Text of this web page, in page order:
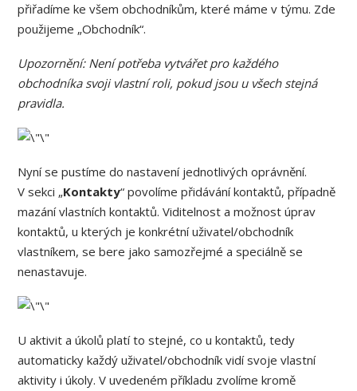
přiřadíme ke všem obchodníkům, které máme v týmu. Zde
použijeme „Obchodník“.
Upozornění: Není potřeba vytvářet pro každého
obchodníka svoji vlastní roli, pokud jsou u všech stejná
pravidla.
Nyní se pustíme do nastavení jednotlivých oprávnění.
V sekci „Kontakty“ povolíme přidávání kontaktů, případně
mazání vlastních kontaktů. Viditelnost a možnost úprav
kontaktů, u kterých je konkrétní uživatel/obchodník
vlastníkem, se bere jako samozřejmé a speciálně se
nenastavuje.
U aktivit a úkolů platí to stejné, co u kontaktů, tedy
automaticky každý uživatel/obchodník vidí svoje vlastní
aktivity i úkoly. V uvedeném příkladu zvolíme kromě